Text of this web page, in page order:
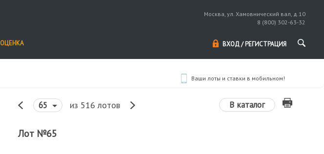
Москва, ул. Хамовнический вал, д.10
8 (800) 302-63-32
ОЦЕНКА ВХОД / РЕГИСТРАЦИЯ
Ваши лоты и ставки в мобильном!
65 из 516 лотов В каталог
Лот №65